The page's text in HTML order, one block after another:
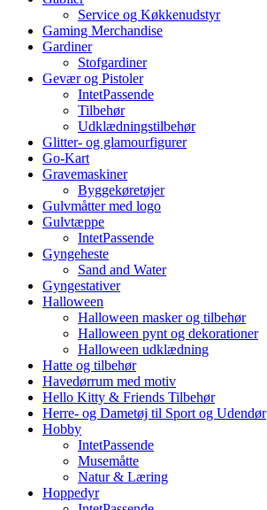
Service og Køkkenudstyr
Gaming Merchandise
Gardiner
Stofgardiner
Gevær og Pistoler
IntetPassende
Tilbehør
Udklædningstilbehør
Glitter- og glamourfigurer
Go-Kart
Gravemaskiner
Byggekøretøjer
Gulvmåtter med logo
Gulvtæppe
IntetPassende
Gyngeheste
Sand and Water
Gyngestativer
Halloween
Halloween masker og tilbehør
Halloween pynt og dekorationer
Halloween udklædning
Hatte og tilbehør
Havedørrum med motiv
Hello Kitty & Friends Tilbehør
Herre- og Dametøj til Sport og Udendør
Hobby
IntetPassende
Musemåtte
Natur & Læring
Hoppedyr